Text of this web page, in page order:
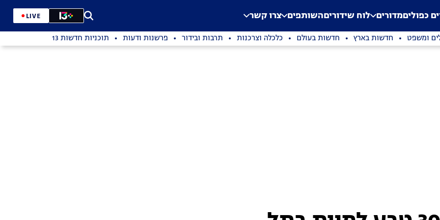
Application error: a
. כפוליםמדורים לוח שידוריםהשותפים צרו קשר LIVE
ומשפט חדשות בארץ חדשות בעולם כלכלה וצרכנות תרבות ובידור פרשנות ודעות תוכניות חדשות 13